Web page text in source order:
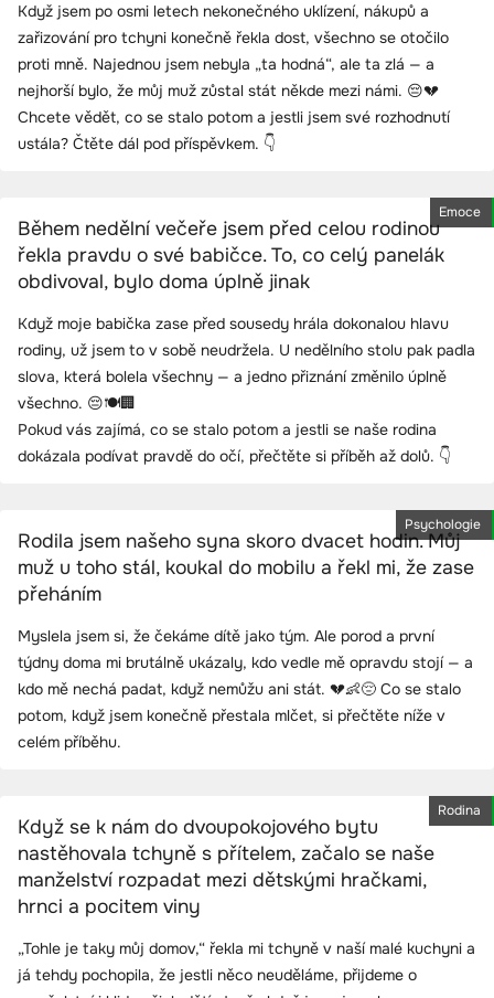
Když jsem po osmi letech nekonečného uklízení, nákupů a
zařizování pro tchyni konečně řekla dost, všechno se otočilo
proti mně. Najednou jsem nebyla „ta hodná“, ale ta zlá — a
nejhorší bylo, že můj muž zůstal stát někde mezi námi. 😔💔
Chcete vědět, co se stalo potom a jestli jsem své rozhodnutí
ustála? Čtěte dál pod příspěvkem. 👇
Emoce
Během nedělní večeře jsem před celou rodinou
řekla pravdu o své babičce. To, co celý panelák
obdivoval, bylo doma úplně jinak
Když moje babička zase před sousedy hrála dokonalou hlavu
rodiny, už jsem to v sobě neudržela. U nedělního stolu pak padla
slova, která bolela všechny — a jedno přiznání změnilo úplně
všechno. 😔🍽️🏢
Pokud vás zajímá, co se stalo potom a jestli se naše rodina
dokázala podívat pravdě do očí, přečtěte si příběh až dolů. 👇
Psychologie
Rodila jsem našeho syna skoro dvacet hodin. Můj
muž u toho stál, koukal do mobilu a řekl mi, že zase
přeháním
Myslela jsem si, že čekáme dítě jako tým. Ale porod a první
týdny doma mi brutálně ukázaly, kdo vedle mě opravdu stojí — a
kdo mě nechá padat, když nemůžu ani stát. 💔👶😔 Co se stalo
potom, když jsem konečně přestala mlčet, si přečtěte níže v
celém příběhu.
Rodina
Když se k nám do dvoupokojového bytu
nastěhovala tchyně s přítelem, začalo se naše
manželství rozpadat mezi dětskými hračkami,
hrnci a pocitem viny
„Tohle je taky můj domov,“ řekla mi tchyně v naší malé kuchyni a
já tehdy pochopila, že jestli něco neuděláme, přijdeme o